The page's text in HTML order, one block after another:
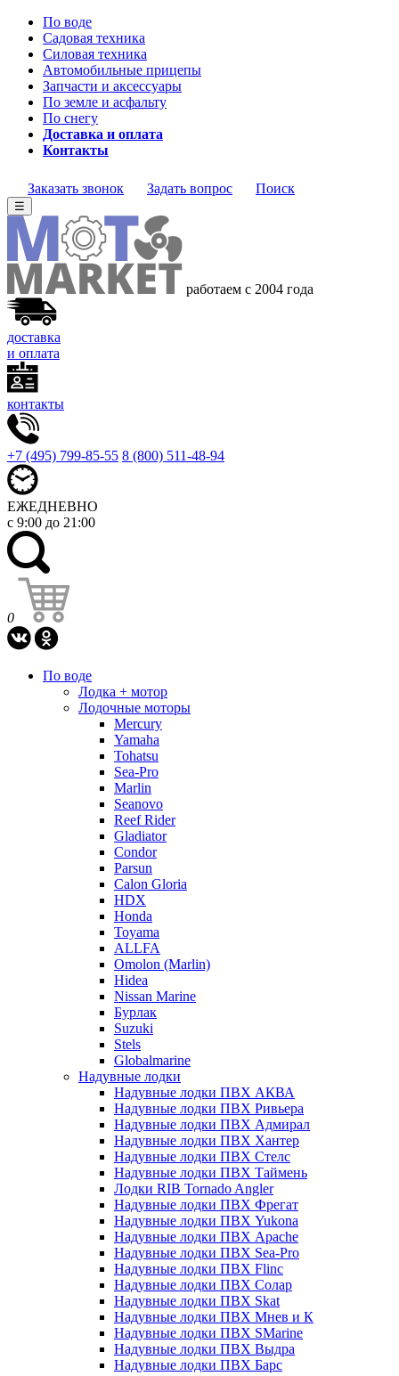
По воде
Садовая техника
Силовая техника
Автомобильные прицепы
Запчасти и аксессуары
По земле и асфальту
По снегу
Доставка и оплата
Контакты
Заказать звонок Задать вопрос Поиск
☰
работаем с 2004 года
доставка
и оплата
контакты
+7 (495) 799-85-55 8 (800) 511-48-94
ЕЖЕДНЕВНО
с 9:00 до 21:00
0
По воде
Лодка + мотор
Лодочные моторы
Mercury
Yamaha
Tohatsu
Sea-Pro
Marlin
Seanovo
Reef Rider
Gladiator
Condor
Parsun
Calon Gloria
HDX
Honda
Toyama
ALLFA
Omolon (Marlin)
Hidea
Nissan Marine
Бурлак
Suzuki
Stels
Globalmarine
Надувные лодки
Надувные лодки ПВХ АКВА
Надувные лодки ПВХ Ривьера
Надувные лодки ПВХ Адмирал
Надувные лодки ПВХ Хантер
Надувные лодки ПВХ Стелс
Надувные лодки ПВХ Таймень
Лодки RIB Tornado Angler
Надувные лодки ПВХ Фрегат
Надувные лодки ПВХ Yukona
Надувные лодки ПВХ Apache
Надувные лодки ПВХ Sea-Pro
Надувные лодки ПВХ Flinc
Надувные лодки ПВХ Солар
Надувные лодки ПВХ Skat
Надувные лодки ПВХ Мнев и К
Надувные лодки ПВХ SMarine
Надувные лодки ПВХ Выдра
Надувные лодки ПВХ Барс